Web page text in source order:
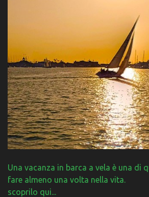
Una vacanza in barca a vela è una di
fare almeno una volta nella vita.
scoprilo qui...